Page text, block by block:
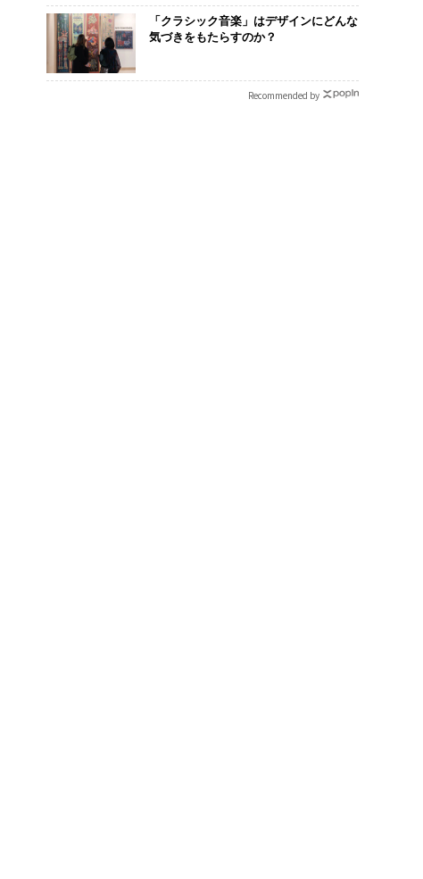
「クラシック音楽」はデザインにどんな
気づきをもたらすのか？
Recommended by